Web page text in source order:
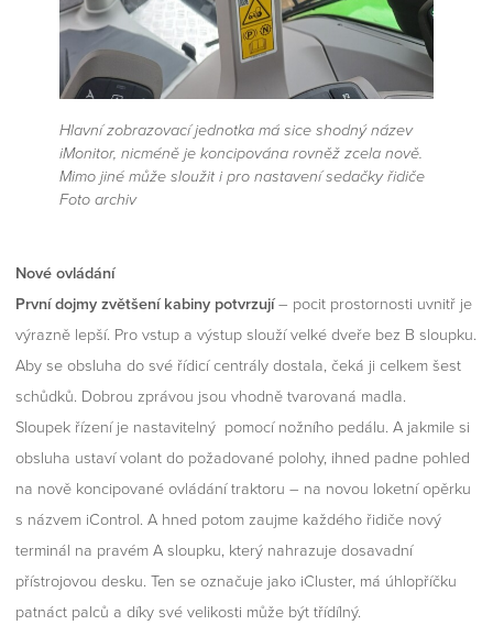
Hlavní zobrazovací jednotka má sice shodný název
iMonitor, nicméně je koncipována rovněž zcela nově.
Mimo jiné může sloužit i pro nastavení sedačky řidiče
Foto archiv
Nové ovládání
První dojmy zvětšení kabiny potvrzují– pocit prostornosti uvnitř je
výrazně lepší. Pro vstup a výstup slouží velké dveře bez B sloupku.
Aby se obsluha do své řídicí centrály dostala, čeká ji celkem šest
schůdků. Dobrou zprávou jsou vhodně tvarovaná madla.
Sloupek řízení je nastavitelný pomocí nožního pedálu. A jakmile si
obsluha ustaví volant do požadované polohy, ihned padne pohled
na nově koncipované ovládání traktoru – na novou loketní opěrku
s názvem iControl. A hned potom zaujme každého řidiče nový
terminál na pravém A sloupku, který nahrazuje dosavadní
přístrojovou desku. Ten se označuje jako iCluster, má úhlopříčku
patnáct palců a díky své velikosti může být třídílný.